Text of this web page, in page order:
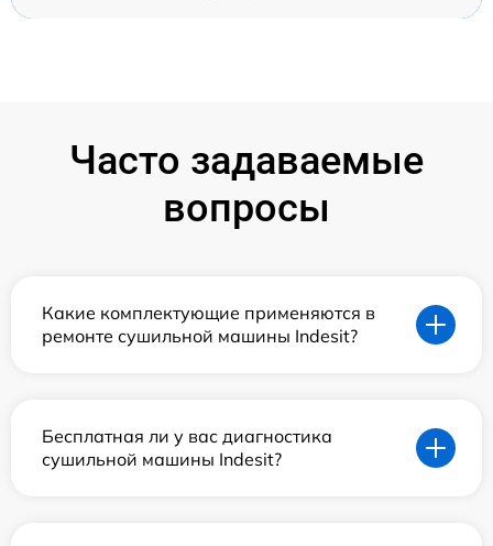
Часто задаваемые
вопросы
Какие комплектующие применяются в
ремонте сушильной машины Indesit?
Бесплатная ли у вас диагностика
сушильной машины Indesit?